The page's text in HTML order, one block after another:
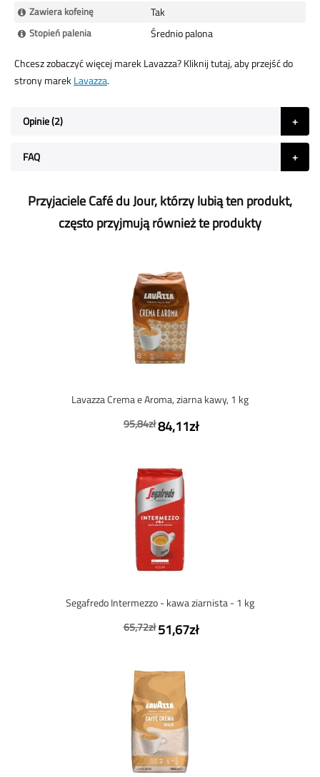
Zawiera kofeinę Tak
Stopień palenia
Średnio palona
Chcesz zobaczyć więcej marek Lavazza? Kliknij tutaj, aby przejść do
strony marekLavazza.
Opinie 2
FAQ
Przyjaciele Café du Jour, którzy lubią ten produkt,
często przyjmują również te produkty
Lavazza Crema e Aroma, ziarna kawy, 1 kg
95,84zł84,11zł
Segafredo Intermezzo - kawa ziarnista - 1 kg
65,72zł 51,67zł